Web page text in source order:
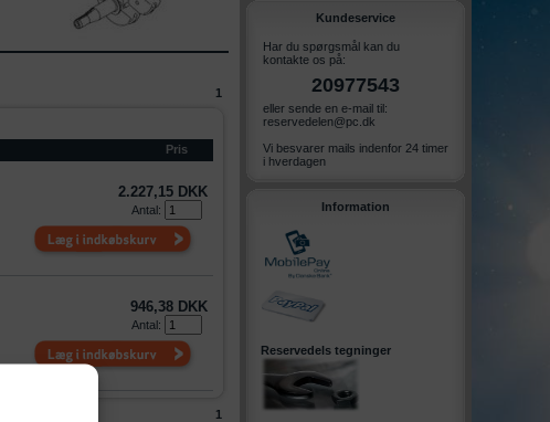
1
Pris
2.227,15 DKK
Antal:
946,38 DKK
Antal:
1
Kundeservice
Har du spørgsmål kan du
kontakte os på:
20977543
eller sende en e-mail til:
reservedelen@pc.dk
Vi besvarer mails indenfor 24 timer
i hverdagen
Information
Reservedels tegninger